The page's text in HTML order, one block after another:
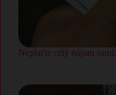
Neplaťte celý nájom